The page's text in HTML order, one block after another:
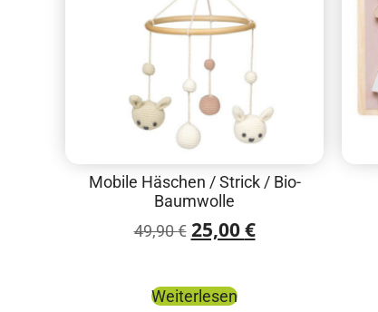
Mobile Häschen / Strick / Bio-
Baumwolle
49,90€ 25,00€
Weiterlesen